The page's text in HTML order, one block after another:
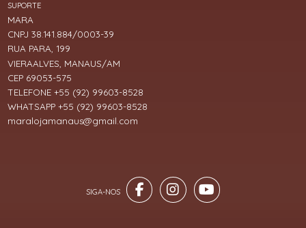
SUPORTE
MARA
CNPJ 38.141.884/0003-39
RUA PARA, 199
VIERAALVES, MANAUS/AM
CEP 69053-575
TELEFONE +55 (92) 99603-8528
WHATSAPP +55 (92) 99603-8528
maralojamanaus@gmail.com